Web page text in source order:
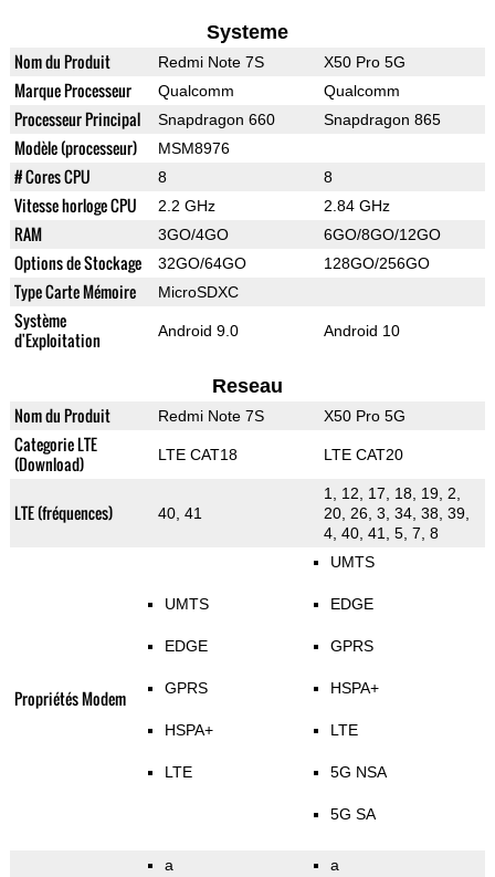
Systeme
Nom du Produit Redmi Note 7S X50 Pro 5G
Marque Processeur Qualcomm Qualcomm
Processeur Principal Snapdragon 660 Snapdragon 865
Modèle (processeur) MSM8976
# Cores CPU 8 8
Vitesse horloge CPU 2.2 GHz 2.84 GHz
RAM 3GO/4GO 6GO/8GO/12GO
Options de Stockage 32GO/64GO 128GO/256GO
Type Carte Mémoire MicroSDXC
Système
d'Exploitation
Android 9.0 Android 10
Reseau
Nom du Produit Redmi Note 7S X50 Pro 5G
Categorie LTE
(Download)
LTE CAT18 LTE CAT20
LTE (fréquences) 40, 41
1, 12, 17, 18, 19, 2,
20, 26, 3, 34, 38, 39,
4, 40, 41, 5, 7, 8
Propriétés Modem
UMTS
EDGE
GPRS
HSPA+
LTE
UMTS
EDGE
GPRS
HSPA+
LTE
5G NSA
5G SA
a a